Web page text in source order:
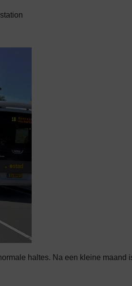
haltes. Na een kleine maand